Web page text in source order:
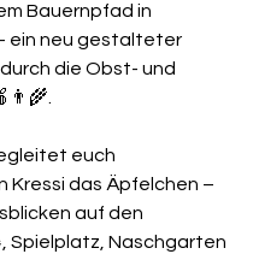
Bauernpfad in
ein neu gestalteter
die Obst- und
euch
Kressi das Äpfelchen –
auf den
Spielplatz, Naschgarten